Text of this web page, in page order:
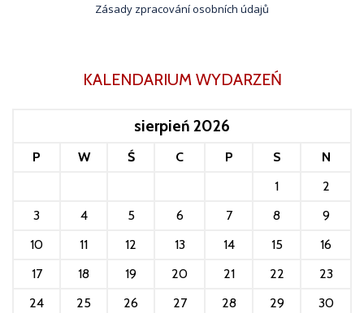
Zásady zpracování osobních údajů
KALENDARIUM WYDARZEŃ
sierpień 2026
P W Ś C P S
N
1
2
3
4 5 6 7 8
9
10
11 12 13 14 15
16
17
18 19 20 21 22
23
24
25 26 27 28 29
30